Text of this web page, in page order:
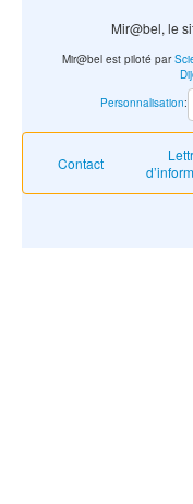
Mir@bel, le
Contact
Mir@bel est piloté par
Personnalisation: